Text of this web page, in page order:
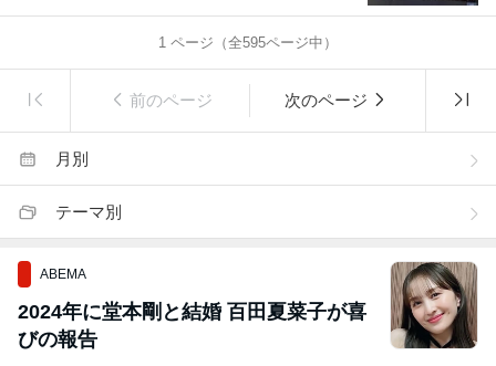
1 ページ（全595ページ中）
前のページ 次のページ
月別
テーマ別
ABEMA
2024年に堂本剛と結婚 百田夏菜子が喜
びの報告